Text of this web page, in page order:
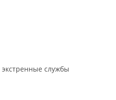
службы